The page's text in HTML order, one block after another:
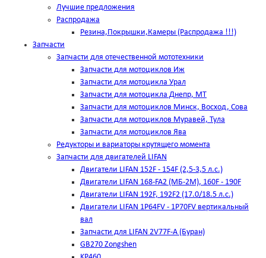
Лучшие предложения
Распродажа
Резина,Покрышки,Камеры (Распродажа !!!)
Запчасти
Запчасти для отечественной мототехники
Запчасти для мотоциклов Иж
Запчасти для мотоцикла Урал
Запчасти для мотоцикла Днепр, МТ
Запчасти для мотоциклов Минск, Восход, Сова
Запчасти для мотоциклов Муравей, Тула
Запчасти для мотоциклов Ява
Редукторы и вариаторы крутящего момента
Запчасти для двигателей LIFAN
Двигатели LIFAN 152F - 154F (2,5-3,5 л.с.)
Двигатели LIFAN 168-FA2 (МБ-2М), 160F - 190F
Двигатели LIFAN 192F, 192F2 (17.0/18.5 л.с.)
Двигатели LIFAN 1Р64FV - 1Р70FV вертикальный
вал
Запчасти для LIFAN 2V77F-A (Буран)
GB270 Zongshen